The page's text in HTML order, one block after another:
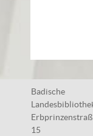
Badische
15